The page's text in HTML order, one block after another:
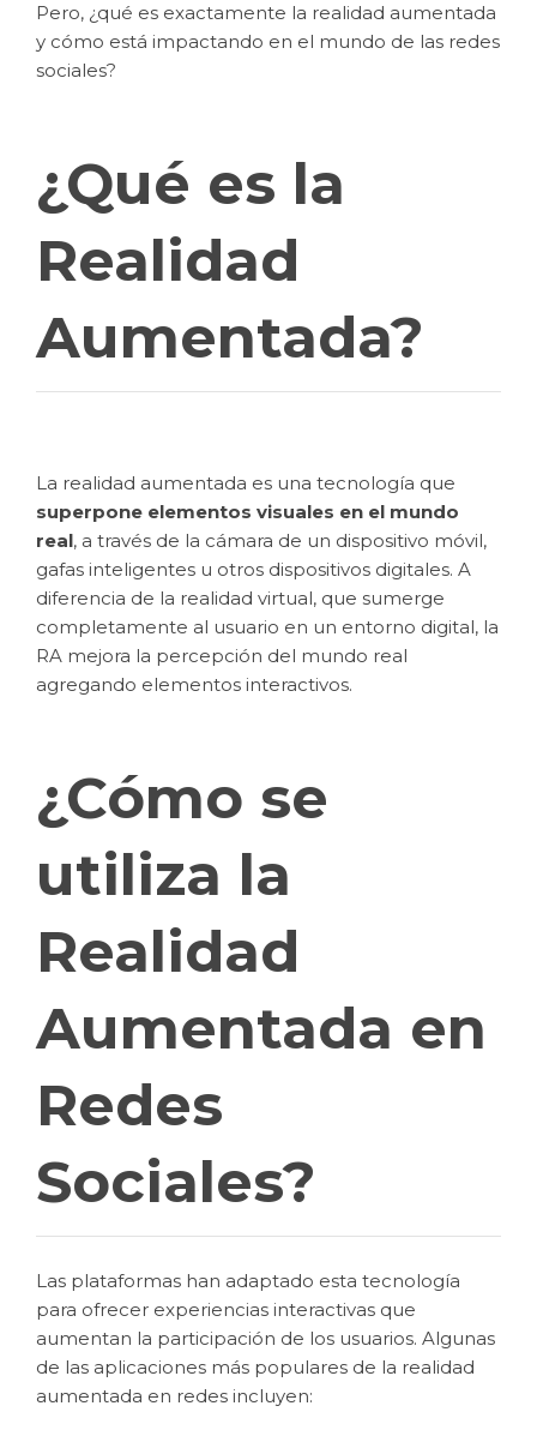
Pero, ¿qué es exactamente la realidad aumentada
y cómo está impactando en el mundo de las redes
sociales?
¿Qué es la
Realidad
Aumentada?
La realidad aumentada es una tecnología que
superpone elementos visuales en el mundo
real, a través de la cámara de un dispositivo móvil,
gafas inteligentes u otros dispositivos digitales. A
diferencia de la realidad virtual, que sumerge
completamente al usuario en un entorno digital, la
RA mejora la percepción del mundo real
agregando elementos interactivos.
¿Cómo se
utiliza la
Realidad
Aumentada en
Redes
Sociales?
Las plataformas han adaptado esta tecnología
para ofrecer experiencias interactivas que
aumentan la participación de los usuarios. Algunas
de las aplicaciones más populares de la realidad
aumentada en redes incluyen: